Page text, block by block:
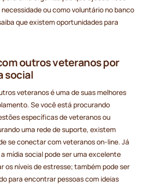
ou como voluntário no banco
que existem oportunidades para
outros veteranos por
social
veteranos é uma de suas melhores
Se você está procurando
específicas de veteranos ou
uma rede de suporte, existem
se conectar com veteranos on-line. Já
mídia social pode ser uma excelente
os níveis de estresse; também pode ser
para encontrar pessoas com ideias